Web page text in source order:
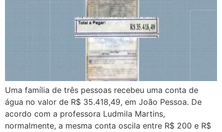
Uma família de três pessoas recebeu uma conta de
água no valor de R$ 35.418,49, em João Pessoa. De
acordo com a professora Ludmila Martins,
normalmente, a mesma conta oscila entre R$ 200 e R$